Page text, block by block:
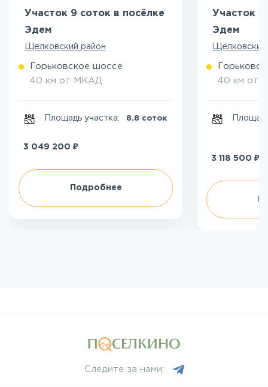
Участок 9 соток в посёлке
Эдем
Щелковский район
Горьковское шоссе
40 км от МКАД
Площадь участка: 8.8 соток
3 049 200 ₽
Подробнее
Участок
Эдем
Щелковский
40 км от
3 118 500 ₽
Следите за нами: